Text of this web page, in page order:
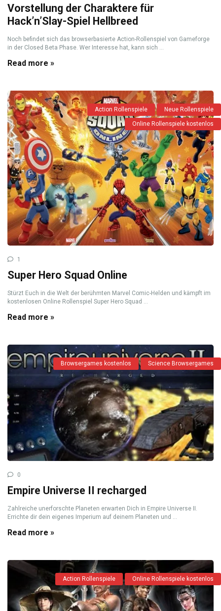
Vorstellung der Charaktere für
Hack’n’Slay-Spiel Hellbreed
Noch befindet sich das browserbasierte Action-Rollenspiel von Gameforge
in der Closed Beta Phase. Wer Interesse hat, kann sich ...
Read more »
Action Rollenspiele Neue Rollenspiele
Online Rollenspiele kostenlos
1
Super Hero Squad Online
Stürzt Euch in die Welt der berühmten Marvel Comic-Helden und kämpft im
kostenlosen Online Rollenspiel Super Hero Squad ...
Read more »
Browsergames kostenlos Science Browsergames
0
Empire Universe II recharged
Zahlreiche unerforschte Planeten erwarten Dich in Empire Universe II.
Errichte dir dein eigenes Imperium auf deinem Planeten und ...
Read more »
Action Rollenspiele Online Rollenspiele kostenlos